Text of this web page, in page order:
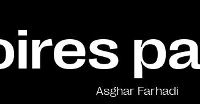
Asghar Farhadi